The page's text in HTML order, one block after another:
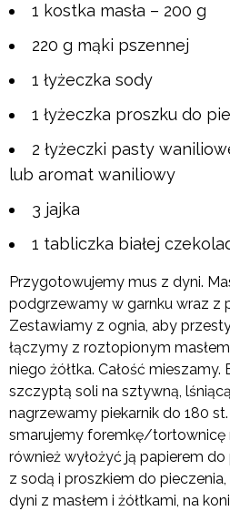
1 kostka masła – 200 g
220 g mąki pszennej
1 łyżeczka sody
1 łyżeczka proszku do
2 łyżeczki pasty
lub aromat waniliowy
3 jajka
1 tabliczka białej
Przygotowujemy mus z dyni.
podgrzewamy w garnku wraz z
Zestawiamy z ognia, aby
łączymy z roztopionym
niego żółtka. Całość mieszamy.
szczyptą soli na sztywną,
nagrzewamy piekarnik do 180 st.
smarujemy foremkę/tortownicę
również wyłożyć ją papierem
z sodą i proszkiem do
dyni z masłem i żółtkami, na